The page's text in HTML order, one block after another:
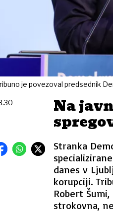
je povezoval predsednik
Na
Stranka
danes v
korupciji.
Robert
strokovna,